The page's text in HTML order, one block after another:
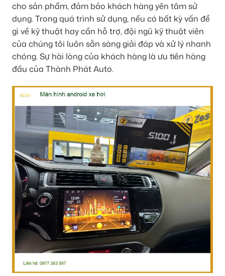
cho sản phẩm, đảm bảo khách hàng yên tâm sử
dụng. Trong quá trình sử dụng, nếu có bất kỳ vấn đề
gì về kỹ thuật hay cần hỗ trợ, đội ngũ kỹ thuật viên
của chúng tôi luôn sẵn sàng giải đáp và xử lý nhanh
chóng. Sự hài lòng của khách hàng là ưu tiên hàng
đầu của Thành Phát Auto.